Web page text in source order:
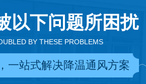
以下问题所困扰
BY THESE PROBLEMS
一站式解决降温通风方案